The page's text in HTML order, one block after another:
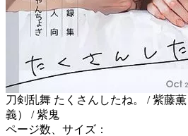
刀剣乱舞 たくさんしたね。 / 紫藤
義） / 紫鬼
ページ数、サイズ：